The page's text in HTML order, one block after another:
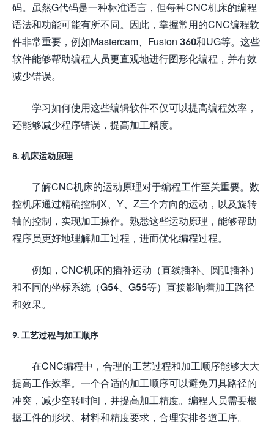
码。虽然G代码是一种标准语言，但每种CNC机床的编程
语法和功能可能有所不同。因此，掌握常用的CNC编程软
件非常重要，例如Mastercam、Fusion 360和UG等。这些
软件能够帮助编程人员更直观地进行图形化编程，并有效
减少错误。
学习如何使用这些编辑软件不仅可以提高编程效率，
还能够减少程序错误，提高加工精度。
8. 机床运动原理
了解CNC机床的运动原理对于编程工作至关重要。数
控机床通过精确控制X、Y、Z三个方向的运动，以及旋转
轴的控制，实现加工操作。熟悉这些运动原理，能够帮助
程序员更好地理解加工过程，进而优化编程过程。
例如，CNC机床的插补运动（直线插补、圆弧插补）
和不同的坐标系统（G54、G55等）直接影响着加工路径
和效果。
9. 工艺过程与加工顺序
在CNC编程中，合理的工艺过程和加工顺序能够大大
提高工作效率。一个合适的加工顺序可以避免刀具路径的
冲突，减少空转时间，并提高加工精度。编程人员需要根
据工件的形状、材料和精度要求，合理安排各道工序。